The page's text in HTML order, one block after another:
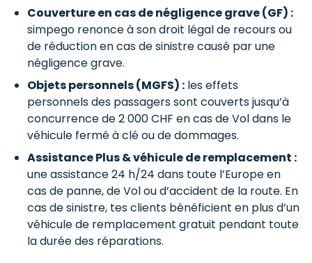
Couverture en cas de négligence grave (GF) :
simpego renonce à son droit légal de recours ou
de réduction en cas de sinistre causé par une
négligence grave.
Objets personnels (MGFS) : les effets
personnels des passagers sont couverts jusqu’à
concurrence de 2 000 CHF en cas de Vol dans le
véhicule fermé à clé ou de dommages.
Assistance Plus & véhicule de remplacement :
une assistance 24 h/24 dans toute l’Europe en
cas de panne, de Vol ou d’accident de la route. En
cas de sinistre, tes clients bénéficient en plus d’un
véhicule de remplacement gratuit pendant toute
la durée des réparations.